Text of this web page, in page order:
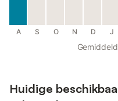
A S O N D J
Huidige